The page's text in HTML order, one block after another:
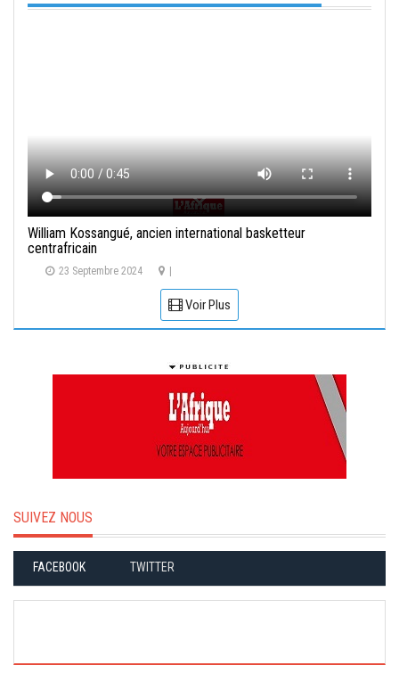
William Kossangué, ancien international basketteur
centrafricain
23 Septembre 2024
Voir Plus
SUIVEZ NOUS
FACEBOOK TWITTER